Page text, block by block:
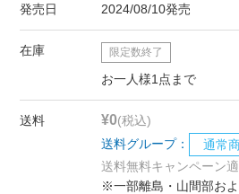
発売日 2024/08/10発売
在庫 限定数終了
お一人様1点まで
送料 ¥0(税込)
送料グループ：
通常
送料無料キャンペーン
※一部離島・山間部お